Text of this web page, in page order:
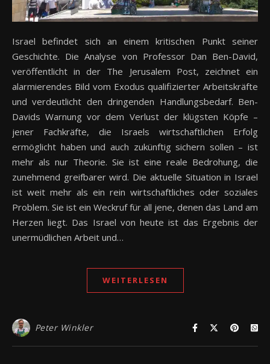
Israel befindet sich an einem kritischen Punkt seiner
Geschichte. Die Analyse von Professor Dan Ben-David,
veröffentlicht in der The Jerusalem Post, zeichnet ein
alarmierendes Bild vom Exodus qualifizierter Arbeitskräfte
und verdeutlicht den dringenden Handlungsbedarf. Ben-
Davids Warnung vor dem Verlust der klügsten Köpfe –
jener Fachkräfte, die Israels wirtschaftlichen Erfolg
ermöglicht haben und auch zukünftig sichern sollen – ist
mehr als nur Theorie. Sie ist eine reale Bedrohung, die
zunehmend greifbarer wird. Die aktuelle Situation in Israel
ist weit mehr als ein rein wirtschaftliches oder soziales
Problem. Sie ist ein Weckruf für all jene, denen das Land am
Herzen liegt. Das Israel von heute ist das Ergebnis der
unermüdlichen Arbeit und…
WEITERLESEN
Peter Winkler